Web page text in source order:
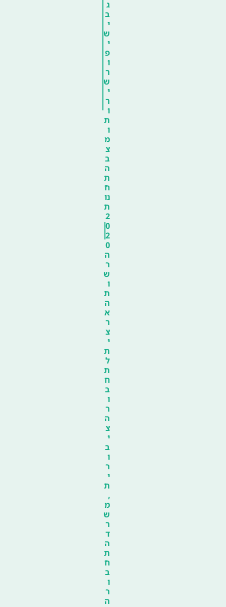
ג
ב
י
ש
י
פ
ו
ר
ש
י
ר
ו
ת
ו
מ
צ
ב
ה
ת
ח
נו
ת
2
0
2
0
ה
ר
ש
ו
ת
ה
א
ר
צ
י
ת
ל
ת
ח
ב
ו
ר
ה
צ
י
ב
ו
ר
י
ת
,
מ
ש
ר
ד
ה
ת
ח
ב
ו
ר
ה